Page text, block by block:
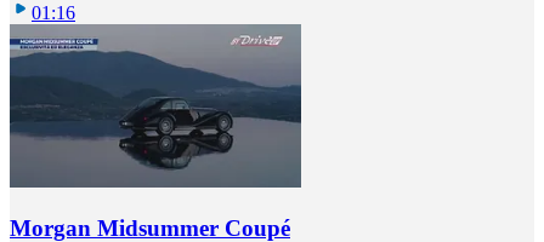
01:16
Morgan Midsummer Coupé